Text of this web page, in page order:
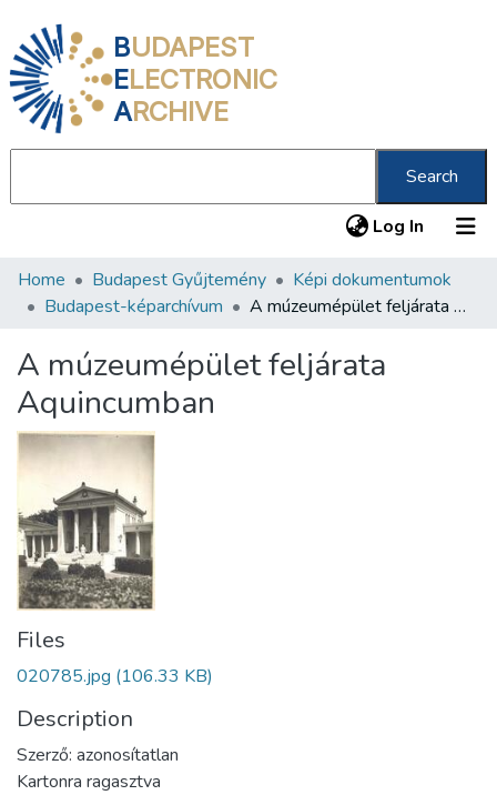
BUDAPEST
ELECTRONIC
ARCHIVE
Search
Log In (current)
Communities & Collections
Statistics
About us
Home Budapest Gyűjtemény
Képi dokumentumok
Budapest-képarchívum
A múzeumépület feljárata Aquincumban
A múzeumépület feljárata
Aquincumban
Files
020785.jpg (106.33 KB)
Description
Szerző: azonosítatlan
Kartonra ragasztva